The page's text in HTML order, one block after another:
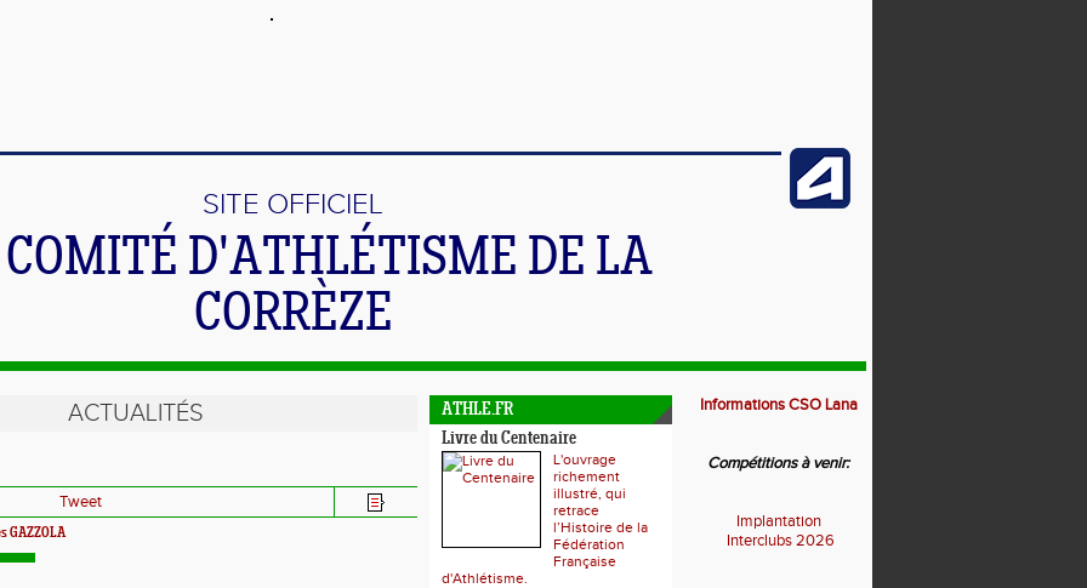
SITE OFFICIEL
D'ATHLÉTISME DE LA
CORRÈZE
ACTUALITÉS
Tweet
GAZZOLA
ATHLE.FR
Livre du Centenaire
L'ouvrage
richement
illustré, qui
retrace
l’Histoire de la
Fédération
Française
d'Athlétisme.
Informations CSO Lana
Compétitions à venir:
Implantation
Interclubs 2026